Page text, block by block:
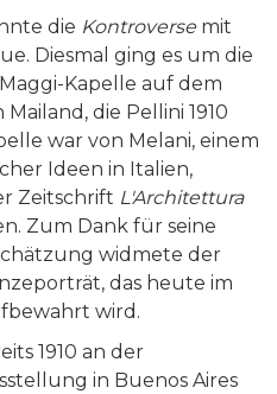
die Kontroverse mit
Diesmal ging es um die
Kapelle auf dem
die Pellini 1910
war von Melani, einem
Ideen in Italien,
Zeitschrift L'Architettura
Zum Dank für seine
widmete der
das heute im
wird.
1910 an der
in Buenos Aires